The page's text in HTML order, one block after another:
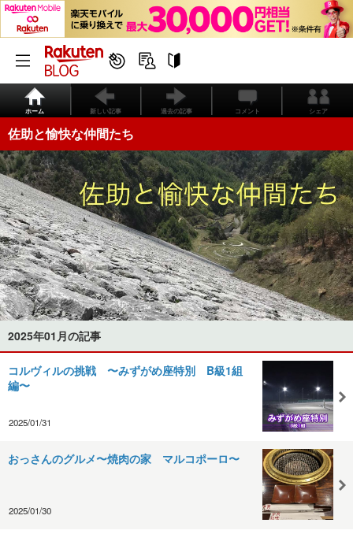
ホーム 新しい記事 過去の記事 コメント シェア
佐助と愉快な仲間たち
2025年01月の記事
コルヴィルの挑戦 〜みずがめ座特別 B級1組
編〜
2025/01/31
おっさんのグルメ〜焼肉の家 マルコポーロ〜
2025/01/30